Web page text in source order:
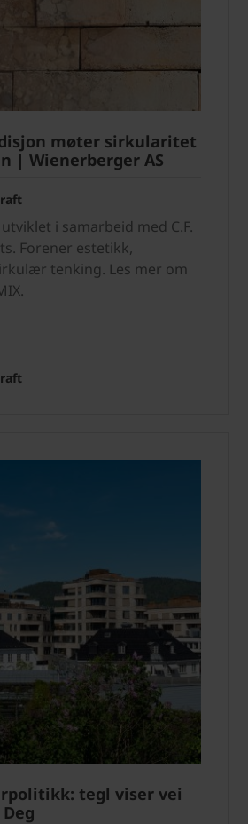
møter sirkularitet
| Wienerberger AS
i samarbeid med C.F.
Forener estetikk,
tenking. Les mer om
tegl viser vei